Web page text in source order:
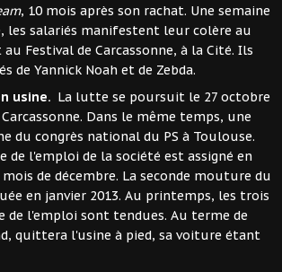
, 10 mois après son rachat. Une semaine
les salariés manifestent leur colère au
Festival de Carcassonne, à la Cité. Ils
de Yannick Noah et de Zebda.
usine. La lutte se poursuit le 27 octobre
Dans le même temps, une
du congrès national du PS à Toulouse.
de l'emploi de la société est assigné en
de décembre. La seconde mouture du
en janvier 2013. Au printemps, les trois
de l'emploi sont tendues. Au terme de
quittera l'usine à pied, sa voiture étant